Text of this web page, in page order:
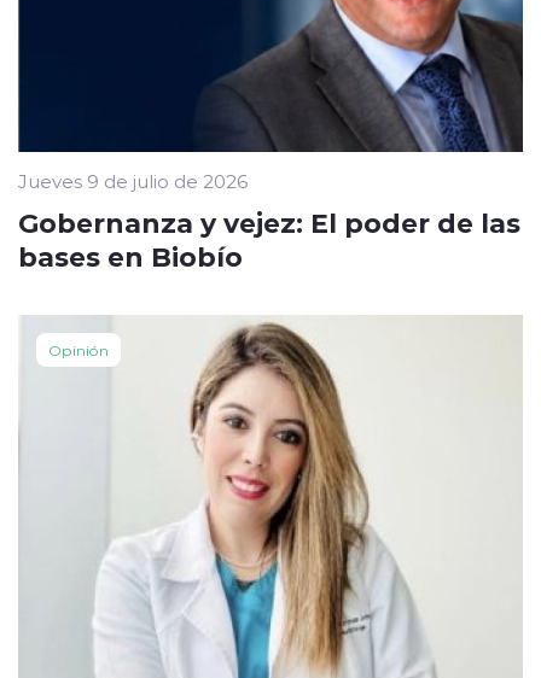
Jueves 9 de julio de 2026
Gobernanza y vejez: El poder de las
bases en Biobío
Opinión